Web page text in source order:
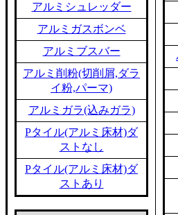
アルミシュレッダー
アルミガスボンベ
アルミブスバー
アルミ削粉(切削屑,ダラ
イ粉,パーマ)
アルミガラ(込みガラ)
Pタイル(アルミ床材)ダ
ストなし
Pタイル(アルミ床材)ダ
ストあり